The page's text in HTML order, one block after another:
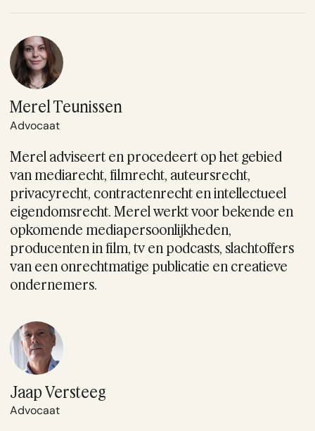
Merel Teunissen
Advocaat
Merel adviseert en procedeert op het gebied
van mediarecht, filmrecht, auteursrecht,
privacyrecht, contractenrecht en intellectueel
eigendomsrecht. Merel werkt voor bekende en
opkomende mediapersoonlijkheden,
producenten in film, tv en podcasts, slachtoffers
van een onrechtmatige publicatie en creatieve
ondernemers.
Jaap Versteeg
Advocaat